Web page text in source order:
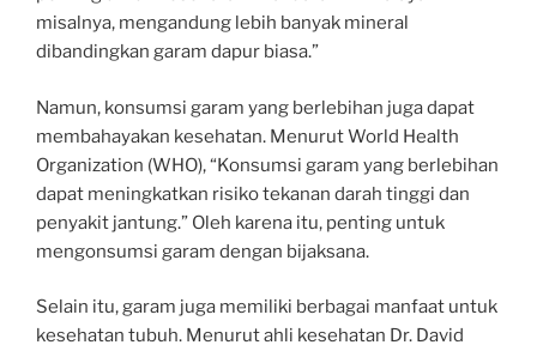
misalnya, mengandung lebih banyak mineral
dibandingkan garam dapur biasa.”
Namun, konsumsi garam yang berlebihan juga dapat
membahayakan kesehatan. Menurut World Health
Organization (WHO), “Konsumsi garam yang berlebihan
dapat meningkatkan risiko tekanan darah tinggi dan
penyakit jantung.” Oleh karena itu, penting untuk
mengonsumsi garam dengan bijaksana.
Selain itu, garam juga memiliki berbagai manfaat untuk
kesehatan tubuh. Menurut ahli kesehatan Dr. David